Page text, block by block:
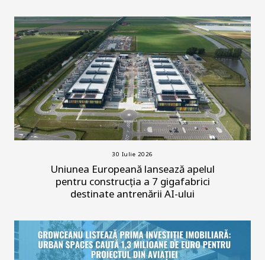
30 Iulie 2026
Uniunea Europeană lansează apelul
pentru construcția a 7 gigafabrici
destinate antrenării AI-ului